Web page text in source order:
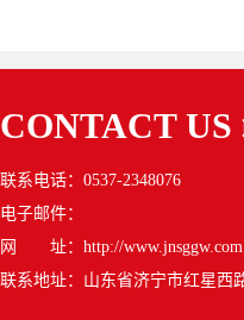
CONTACT US
联系电话：0537-2348076
电子邮件：
网 址：http://www.jnsggw.com
联系地址：山东省济宁市红星西